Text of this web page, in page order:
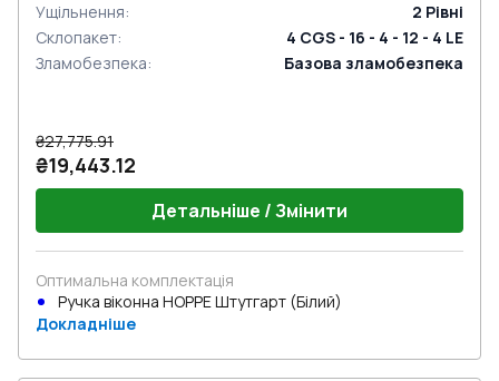
Ущільнення: 2 Рівні
Склопакет:
4 CGS - 16 - 4 - 12 - 4 LE
Зламобезпека: Базова зламобезпека
₴27,775.91
₴19,443.12
Детальніше / Змінити
Оптимальна комплектація
Ручка віконна HOPPE Штутгарт (Білий)
Докладніше